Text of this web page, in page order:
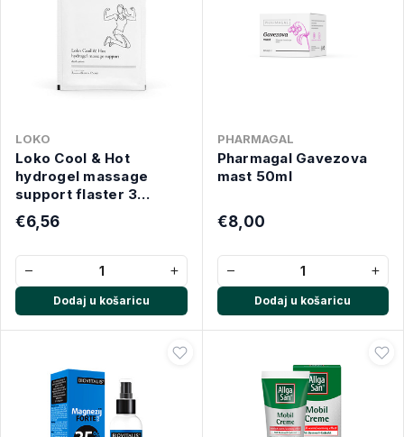
LOKO
Loko Cool & Hot
hydrogel massage
support flaster 3
komada
€6,56
− +
Dodaj u košaricu
PHARMAGAL
Pharmagal Gavezova
mast 50ml
€8,00
− +
Dodaj u košaricu